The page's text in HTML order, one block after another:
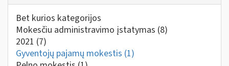
Bet kurios kategorijos
Mokesčiu administravimo įstatymas (8)
2021 (7)
Gyventojų pajamų mokestis (1)